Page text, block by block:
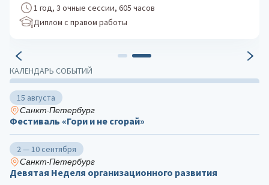
КАЛЕНДАРЬ СОБЫТИЙ
15 августа
Санкт-Петербург
Фестиваль «Гори и не сгорай»
2 — 10 сентября
Санкт-Петербург
Девятая Неделя организационного развития
1 год, 3 очные сессии, 605 часов
Диплом с правом работы